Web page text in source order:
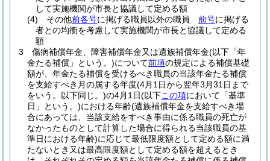
して実施機関が市長と協議して定める額
(4)
その他前各号に掲げる職員以外の職員 前号に掲げる
者との均衡を考慮して実施機関が市長と協議して定める
額
3
傷病補償年金、障害補償年金又は遺族補償年金(以下「年
金たる補償」という。)について前項の規定による補償基礎
額が、年金たる補償を受けるべき職員の当該年金たる補償
を支給すべき月の属する年度(4月1日から翌年3月31日まで
をいう。以下同じ。)の4月1日(以下この項において「基準
日」という。)における年齢(遺族補償年金を支給すべき場
合にあっては、当該支給をすべき事由に係る職員の死亡が
なかったものとして計算した場合に得られる当該職員の基
準日における年齢)に応じて最低限度額として定める額に満
たないとき又は最高限度額として定める額を超えるとき